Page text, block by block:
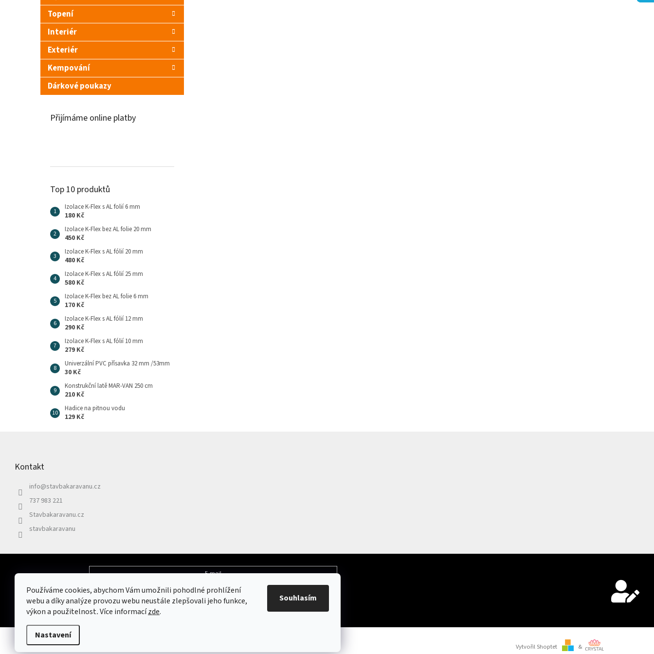
Používáme cookies, abychom Vám umožnili pohodlné prohlížení
webu a díky analýze provozu webu neustále zlepšovali jeho funkce,
výkon a použitelnost.Více informacízde.
Nastavení
Souhlasím
n Topení
Interiér
Exteriér
Kempování
Dárkové poukazy
Přijímáme online platby
Top 10 produktů
Izolace K-Flex s AL folií 6 mm
180 Kč
Izolace K-Flex bez AL folie 20 mm
450 Kč
Izolace K-Flex s AL fólií 20 mm
480 Kč
Izolace K-Flex s AL fólií 25 mm
580 Kč
Izolace K-Flex bez AL folie 6 mm
170 Kč
Izolace K-Flex s AL fólií 12 mm
290 Kč
Izolace K-Flex s AL fólií 10 mm
279 Kč
Univerzální PVC přísavka 32 mm /53mm
30 Kč
Konstrukční latě MAR-VAN 250 cm
210 Kč
Hadice na pitnou vodu
129 Kč
Kontakt
info@stavbakaravanu.cz
737 983 221
Stavbakaravanu.cz
stavbakaravanu
Odebírat newsletter E-mail
Vložením e-mailu souhlasíte spodmínkami ochrany osobních údajů
Vytvořil Shoptet &
Copyright 2026